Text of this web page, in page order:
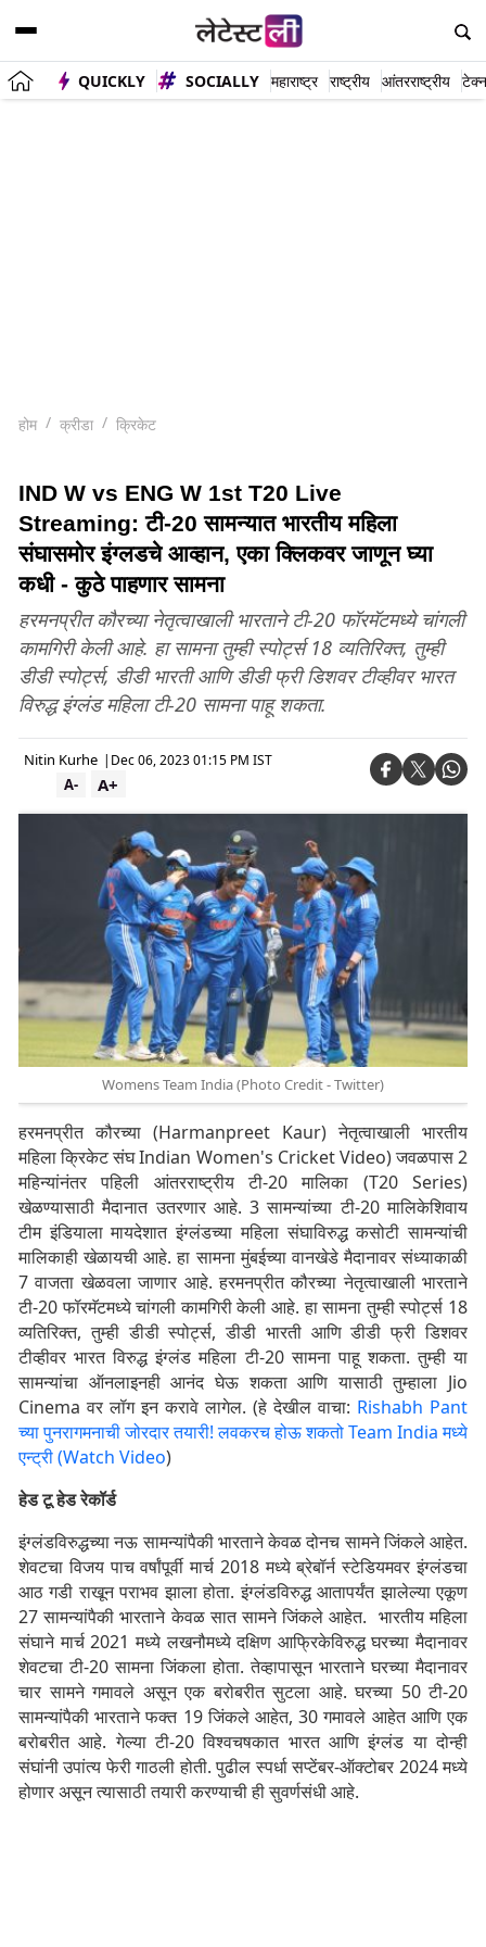
QUICKLY SOCIALLY महाराष्ट्र राष्ट्रीय आंतरराष्ट्रीय
होम क्रीडा क्रिकेट
IND W vs ENG W 1st T20 Live
Streaming: टी-20 सामन्यात भारतीय महिला
संघासमोर इंग्लडचे आव्हान, एका क्लिकवर जाणून घ्या
कधी - कुठे पाहणार सामना
हरमनप्रीत कौरच्या नेतृत्वाखाली भारताने टी-20 फॉरमॅटमध्ये चांगली
कामगिरी केली आहे. हा सामना तुम्ही स्पोर्ट्स 18 व्यतिरिक्त, तुम्ही
डीडी स्पोर्ट्स, डीडी भारती आणि डीडी फ्री डिशवर टीव्हीवर भारत
विरुद्ध इंग्लंड महिला टी-20 सामना पाहू शकता.
Nitin Kurhe | Dec 06, 2023 01:15 PM IST
A+
A-
Womens Team India (Photo Credit - Twitter)
हरमनप्रीत कौरच्या (Harmanpreet Kaur) नेतृत्वाखाली भारतीय
महिला क्रिकेट संघ Indian Women's Cricket Video) जवळपास 2
महिन्यांनंतर पहिली आंतरराष्ट्रीय टी-20 मालिका (T20 Series)
खेळण्यासाठी मैदानात उतरणार आहे. 3 सामन्यांच्या टी-20 मालिकेशिवाय
टीम इंडियाला मायदेशात इंग्लंडच्या महिला संघाविरुद्ध कसोटी सामन्यांची
मालिकाही खेळायची आहे. हा सामना मुंबईच्या वानखेडे मैदानावर संध्याकाळी
7 वाजता खेळवला जाणार आहे. हरमनप्रीत कौरच्या नेतृत्वाखाली भारताने
टी-20 फॉरमॅटमध्ये चांगली कामगिरी केली आहे. हा सामना तुम्ही स्पोर्ट्स 18
व्यतिरिक्त, तुम्ही डीडी स्पोर्ट्स, डीडी भारती आणि डीडी फ्री डिशवर
टीव्हीवर भारत विरुद्ध इंग्लंड महिला टी-20 सामना पाहू शकता. तुम्ही या
सामन्यांचा ऑनलाइनही आनंद घेऊ शकता आणि यासाठी तुम्हाला Jio
Cinema वर लॉग इन करावे लागेल. (हे देखील वाचा: Rishabh Pant
च्या पुनरागमनाची जोरदार तयारी! लवकरच होऊ शकतो Team India मध्ये
एन्ट्री (Watch Video)
हेड टू हेड रेकॉर्ड
इंग्लंडविरुद्धच्या नऊ सामन्यांपैकी भारताने केवळ दोनच सामने जिंकले आहेत.
शेवटचा विजय पाच वर्षांपूर्वी मार्च 2018 मध्ये ब्रेबॉर्न स्टेडियमवर इंग्लंडचा
आठ गडी राखून पराभव झाला होता. इंग्लंडविरुद्ध आतापर्यंत झालेल्या एकूण
27 सामन्यांपैकी भारताने केवळ सात सामने जिंकले आहेत. भारतीय महिला
संघाने मार्च 2021 मध्ये लखनौमध्ये दक्षिण आफ्रिकेविरुद्ध घरच्या मैदानावर
शेवटचा टी-20 सामना जिंकला होता. तेव्हापासून भारताने घरच्या मैदानावर
चार सामने गमावले असून एक बरोबरीत सुटला आहे. घरच्या 50 टी-20
सामन्यांपैकी भारताने फक्त 19 जिंकले आहेत, 30 गमावले आहेत आणि एक
बरोबरीत आहे. गेल्या टी-20 विश्वचषकात भारत आणि इंग्लंड या दोन्ही
संघांनी उपांत्य फेरी गाठली होती. पुढील स्पर्धा सप्टेंबर-ऑक्टोबर 2024 मध्ये
होणार असून त्यासाठी तयारी करण्याची ही सुवर्णसंधी आहे.